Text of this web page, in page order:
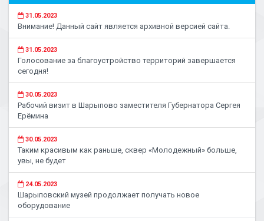
31.05.2023
Внимание! Данный сайт является архивной версией сайта.
31.05.2023
Голосование за благоустройство территорий завершается
сегодня!
30.05.2023
Рабочий визит в Шарыпово заместителя Губернатора Сергея
Ерёмина
30.05.2023
Таким красивым как раньше, сквер «Молодежный» больше,
увы, не будет
24.05.2023
Шарыповский музей продолжает получать новое
оборудование